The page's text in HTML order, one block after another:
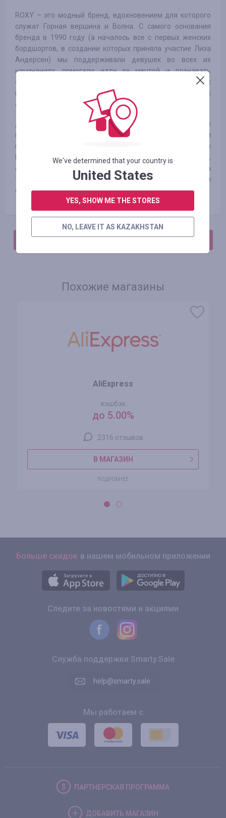
ROXY – это модный бренд, вдохновением для которого
служат Горная вершина и Волна. С самого основания
бренда в 1990 году (а началось все с первых женских
бордшортов, в создании которых приняла участие Лиза
Андерсен) мы поддерживали девушек во всех их
начинаниях, помогали идти за мечтой и познавать
окружающий мир. Мы создаем одежду для любящих
приключения и целеустремленных женщин, готовых к
еще более насыщенной и увлекательной жизни.
Девушка Roxy любит волны, горы, халфпайпы и улицы
города. Ей нравится там, где она может кататься и
научиться чему-то новому. Одежду, обувь и аксессуары
Roxy отличает стильный европейский дизайн,
cочетающий дух гор и побережья с модными трендами, а
также высокое качество материалов, кроя и
функциональность.
Похожие магазины
AliExpress
кэшбэк
до 5.00%
2316 отзывов
В МАГАЗИН
ПОДРОБНЕЕ
Больше скидок в нашем мобильном приложении
Следите за новостями и акциями
Служба поддержки Smarty.Sale
help@smarty.sale
Мы работаем с
ПАРТНЕРСКАЯ ПРОГРАММА
ДОБАВИТЬ МАГАЗИН
We've determined that your country is
United States
YES, SHOW ME THE STORES
NO, LEAVE IT AS KAZAKHSTAN